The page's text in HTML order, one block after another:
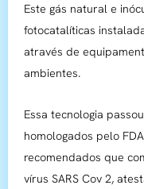
Este gás natural e
fotocatalíticas
através de
ambientes.
Essa tecnologia
homologados pelo
recomendados que
vírus SARS Cov 2,